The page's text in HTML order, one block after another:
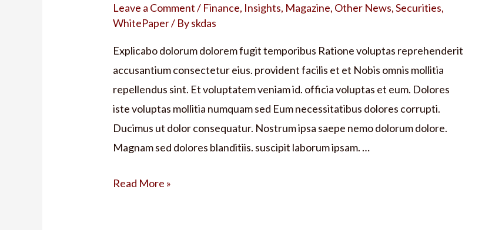
Leave a Comment/ Finance, Insights, Magazine, Other News,Securities,
WhitePaper/ Byskdas
Explicabo dolorum dolorem fugit temporibus Ratione voluptas reprehenderit
accusantium consectetur eius. provident facilis et et Nobis omnis mollitia
repellendus sint. Et voluptatem veniam id. officia voluptas et eum. Dolores
iste voluptas mollitia numquam sed Eum necessitatibus dolores corrupti.
Ducimus ut dolor consequatur. Nostrum ipsa saepe nemo dolorum dolore.
Magnam sed dolores blanditiis. suscipit laborum ipsam. …
Read More »